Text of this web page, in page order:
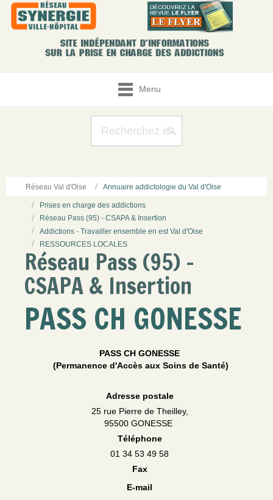
Menu
Réseau Val d'Oise Annuaire addictologie du Val d'Oise
Prises en charge des addictions
Réseau Pass (95) - CSAPA & Insertion
Addictions - Travailler ensemble en est Val d'Oise
RESSOURCES LOCALES
Réseau Pass (95) -
CSAPA & Insertion
PASS CH GONESSE
PASS CH GONESSE
(Permanence d'Accès aux Soins de Santé)
Adresse postale
25 rue Pierre de Theilley,
95500 GONESSE
Téléphone
01 34 53 49 58
Fax
E-mail